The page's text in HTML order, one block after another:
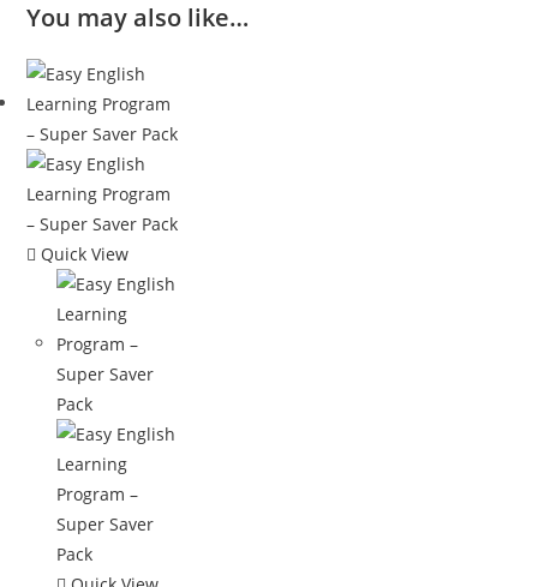
You may also like…
Quick View